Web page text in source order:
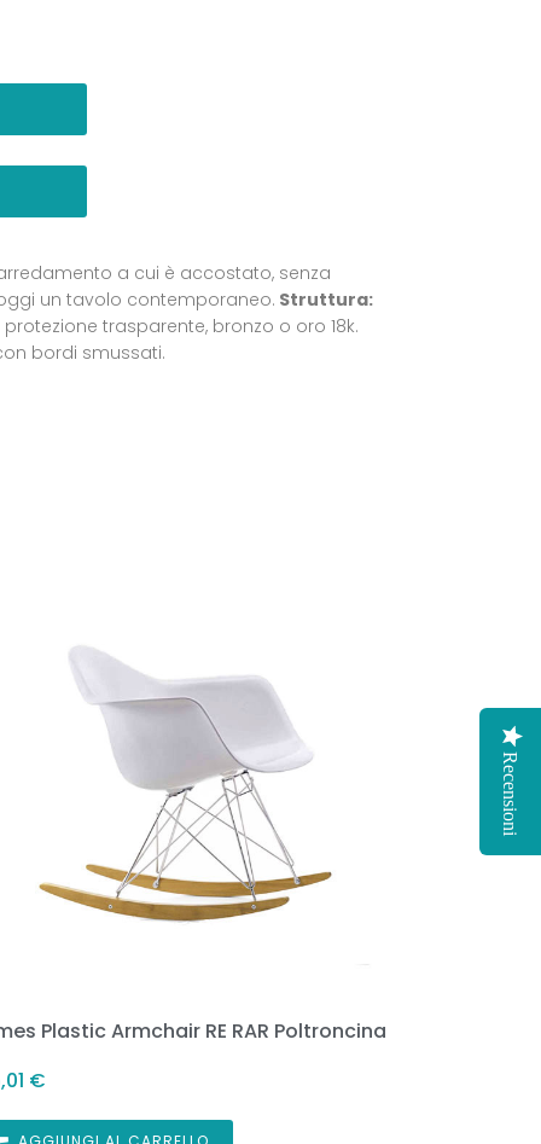
a cui è accostato, senza
un tavolo contemporaneo. Struttura:
trasparente, bronzo o oro 18k.
bordi smussati.
Plastic Armchair RE RAR Poltroncina
€
Recensioni